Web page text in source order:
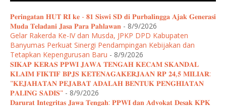
𝐏𝐞𝐫𝐢𝐧𝐠𝐚𝐭𝐚𝐧 𝐇𝐔𝐓 𝐑𝐈 𝐤𝐞 - 𝟖𝟏 𝐒𝐢𝐬𝐰𝐢 𝐒𝐃 𝐝𝐢 𝐏𝐮𝐫𝐛𝐚𝐥𝐢𝐧𝐠𝐠𝐚 𝐀𝐣𝐚𝐤 𝐆𝐞𝐧𝐞𝐫𝐚𝐬𝐢
𝐌𝐮𝐝𝐚 𝐓𝐞𝐥𝐚𝐝𝐚𝐧𝐢 𝐉𝐚𝐬𝐚 𝐏𝐚𝐫𝐚 𝐏𝐚𝐡𝐥𝐚𝐰𝐚𝐧 - 8/9/2026
Gelar Rakerda Ke-IV dan Musda, JPKP DPD Kabupaten
Banyumas Perkuat Sinergi Pendampingan Kebijakan dan
Tetapkan Kepengurusan Baru - 8/9/2026
𝐒𝐈𝐊𝐀𝐏 𝐊𝐄𝐑𝐀𝐒 𝐏𝐏𝐖𝐈 𝐉𝐀𝐖𝐀 𝐓𝐄𝐍𝐆𝐀𝐇 𝐊𝐄𝐂𝐀𝐌 𝐒𝐊𝐀𝐍𝐃𝐀𝐋
𝐊𝐋𝐀𝐈𝐌 𝐅𝐈𝐊𝐓𝐈𝐅 𝐁𝐏𝐉𝐒 𝐊𝐄𝐓𝐄𝐍𝐀𝐆𝐀𝐊𝐄𝐑𝐉𝐀𝐀𝐍 𝐑𝐏 𝟐𝟒,𝟓 𝐌𝐈𝐋𝐈𝐀𝐑:
"𝐊𝐄𝐉𝐀𝐇𝐀𝐓𝐀𝐍 𝐏𝐄𝐉𝐀𝐁𝐀𝐓 𝐀𝐃𝐀𝐋𝐀𝐇 𝐁𝐄𝐍𝐓𝐔𝐊 𝐏𝐄𝐍𝐆𝐇𝐈𝐀𝐓𝐀𝐍
𝐏𝐀𝐋𝐈𝐍𝐆 𝐒𝐀𝐃𝐈𝐒" - 8/9/2026
𝐃𝐚𝐫𝐮𝐫𝐚𝐭 𝐈𝐧𝐭𝐞𝐠𝐫𝐢𝐭𝐚𝐬 𝐉𝐚𝐰𝐚 𝐓𝐞𝐧𝐠𝐚𝐡: 𝐏𝐏𝐖𝐈 𝐝𝐚𝐧 𝐀𝐝𝐯𝐨𝐤𝐚𝐭 𝐃𝐞𝐬𝐚𝐤 𝐊𝐏𝐊